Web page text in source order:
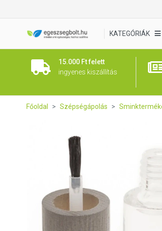
KATEGÓRIÁK
15.000 Ft felett
ingyenes kiszállítás
Főoldal Szépségápolás